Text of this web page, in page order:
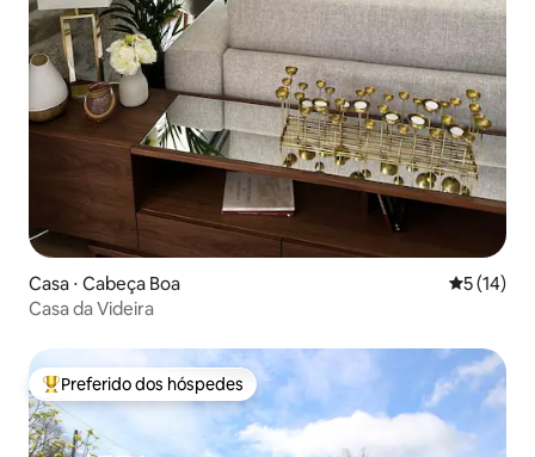
Casa ⋅ Cabeça Boa 5 de uma
5 (14)
Casa da Videira
Entre os melhores preferidos dos hóspedes
Preferido dos hóspedes